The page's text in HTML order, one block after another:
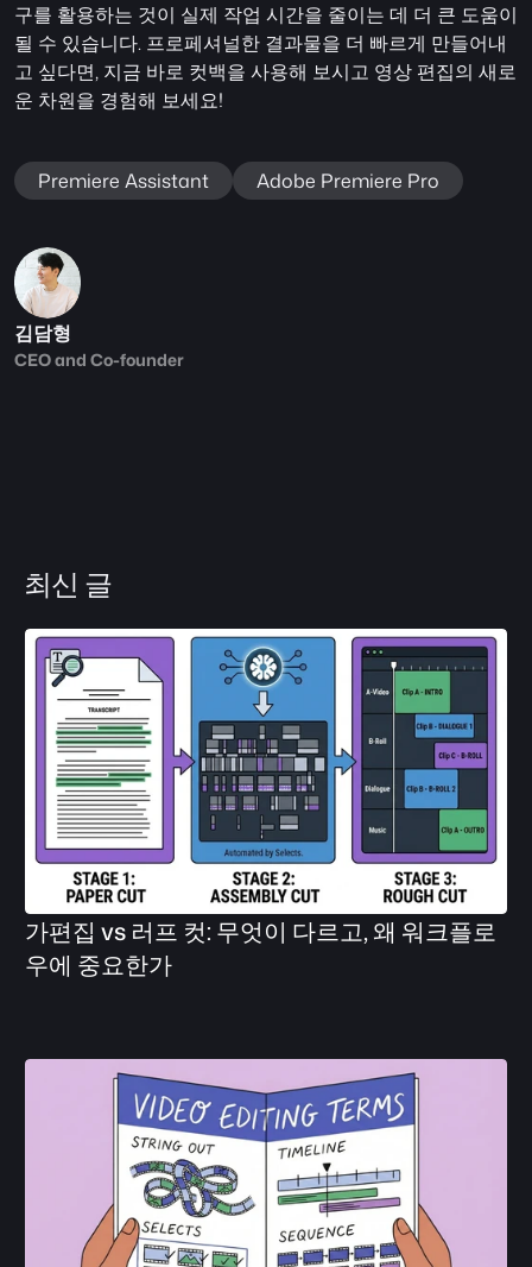
구를 활용하는 것이 실제 작업 시간을 줄이는 데 더 큰 도움이
될 수 있습니다. 프로페셔널한 결과물을 더 빠르게 만들어내
고 싶다면, 지금 바로 컷백을 사용해 보시고 영상 편집의 새로
운 차원을 경험해 보세요!
Premiere Assistant Adobe Premiere Pro
김담형
CEO and Co-founder
최신 글
가편집 vs 러프 컷: 무엇이 다르고, 왜 워크플로
우에 중요한가